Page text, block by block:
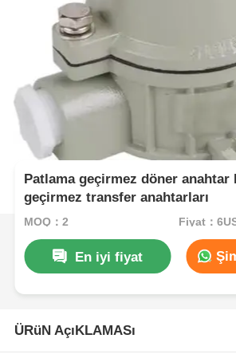
Patlama geçirmez döner anahtar
geçirmez transfer anahtarları
MOQ：2 Fiyat：
En iyi fiyat
ÜRüN AçıKLAMASı